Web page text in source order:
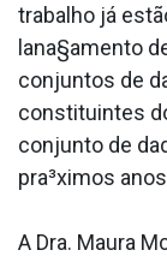
trabalho já
lana§amento
conjuntos de
constituintes
conjunto de
pra³ximos
A Dra. Maura